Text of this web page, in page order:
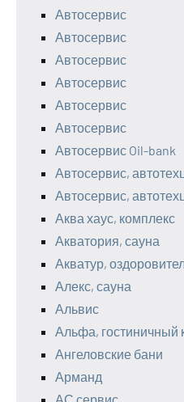
Автосервис
Автосервис
Автосервис
Автосервис
Автосервис
Автосервис
Автосервис Oil-bank
Автосервис,
Автосервис,
Аква хаус, комплекс
Акватория, сауна
Акватур,
Алекс, сауна
Альвис
Альфа, гостиничный
Ангеловские бани
Арманд